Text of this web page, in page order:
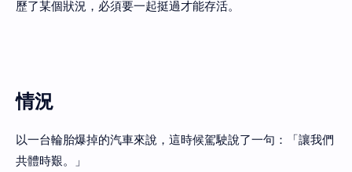
歷了某個狀況，必須要一起挺過才能存活。
情況
以一台輪胎爆掉的汽車來說，這時候駕駛說了一句：「讓我們
共體時艱。」